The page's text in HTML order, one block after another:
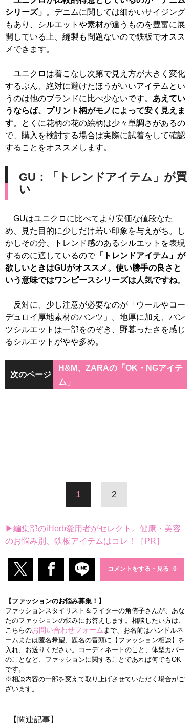
シリーズ」 。デニムに関しては細かいサイジング
もあり、シルエットや素材が違うものを豊富に展
開している上、縫製も問題ないので鉄板でオスス
メできます。
ユニクロは着こなし次第で見え方が大きく変化
するぶん、絶対に避けたほうがいいアイテムとい
うのは他のブランドに比べ少ないです。 あえてい
うならば、プリント柄がモノによって安く見えま
す。とくに花柄の花の絵柄は少々単調さがあるの
で、購入を検討する場合は実際に試着をして確認
することをオススメします。
GU：「トレンドアイテム」が買
い
GUはユニクロに比べてより安価な値段なた
め、見た目的に少しだけ若い印象を与えがち。し
かしその分、トレンド感のあるシルエットを表現
するのに適しているので「トレンドアイテム」が
欲しいときはGUがオススメ。使い勝手の良さと
いう意味ではワンピースシリーズは人気ですね。
反対に、少し注意が必要なのが「ウールやコー
デュロイ厚地素材のパンツ」。地厚に加え、パン
ツシルエットは一部をのぞき、野暮ったさを感じ
るシルエットがやや多め。
次のページ
H&M、ZARAの「OK・NGアイテ
ム」
1 2
▶編集部のiHerb愛用者がセレクト。健康・美容
のお悩み別、鉄板アイテムはコレ！［PR］
コメントをする・見る
【ファッションのお悩み募集！】
ファッションスタイリスト＆ライターの角侑子さんが、あな
たのファッションの悩みにお答えします。相談したい方は、
こちらのお問い合わせフォーム まで、お名前はハンドルネ
ームまたは匿名希望、題名の冒頭に【ファッション相談】を
入れ、お送りください。コーディネートのこと、体型カバー
のことなど、ファッションに関することであれば何でもOK
です。
※相談内容の一部を変えて取り上げさせていただく場合がご
ざいます。
【関連記事】